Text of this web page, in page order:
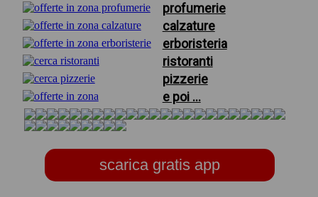
profumerie
calzature
erboristeria
ristoranti
pizzerie
e poi ...
scarica gratis app